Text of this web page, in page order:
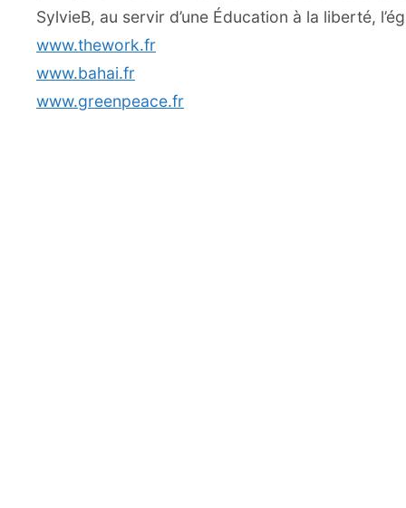
SylvieB, au servir d’une Éducation à la liberté,
www.thework.fr
www.bahai.fr
www.greenpeace.fr